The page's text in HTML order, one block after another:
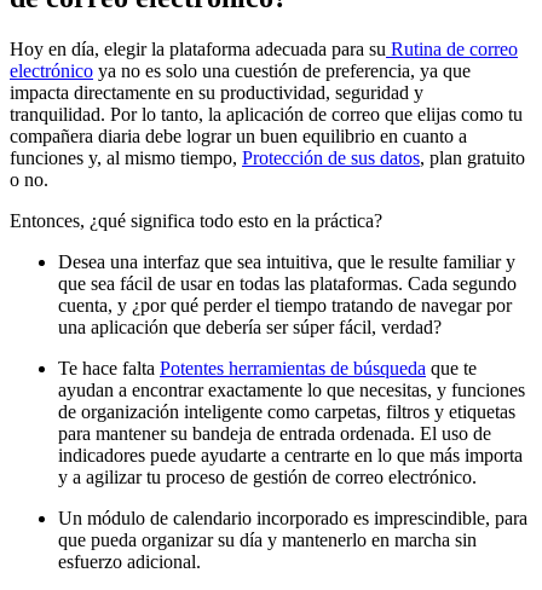
Hoy en día, elegir la plataforma adecuada para su Rutina de correo
electrónico ya no es solo una cuestión de preferencia, ya que
impacta directamente en su productividad, seguridad y
tranquilidad. Por lo tanto, la aplicación de correo que elijas como tu
compañera diaria debe lograr un buen equilibrio en cuanto a
funciones y, al mismo tiempo, Protección de sus datos, plan gratuito
o no.
Entonces, ¿qué significa todo esto en la práctica?
Desea una interfaz que sea intuitiva, que le resulte familiar y
que sea fácil de usar en todas las plataformas. Cada segundo
cuenta, y ¿por qué perder el tiempo tratando de navegar por
una aplicación que debería ser súper fácil, verdad?
Te hace falta Potentes herramientas de búsqueda que te
ayudan a encontrar exactamente lo que necesitas, y funciones
de organización inteligente como carpetas, filtros y etiquetas
para mantener su bandeja de entrada ordenada. El uso de
indicadores puede ayudarte a centrarte en lo que más importa
y a agilizar tu proceso de gestión de correo electrónico.
Un módulo de calendario incorporado es imprescindible, para
que pueda organizar su día y mantenerlo en marcha sin
esfuerzo adicional.